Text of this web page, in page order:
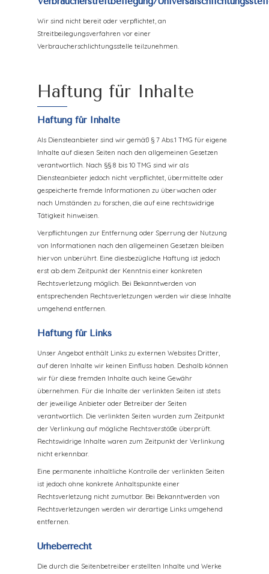
Wir sind nicht bereit oder verpflichtet, an
Streitbeilegungsverfahren vor einer
Verbraucherschlichtungsstelle teilzunehmen.
Haftung für Inhalte
Haftung für Inhalte
Als Diensteanbieter sind wir gemäß § 7 Abs.1 TMG für eigene
Inhalte auf diesen Seiten nach den allgemeinen Gesetzen
verantwortlich. Nach §§ 8 bis 10 TMG sind wir als
Diensteanbieter jedoch nicht verpflichtet, übermittelte oder
gespeicherte fremde Informationen zu überwachen oder
nach Umständen zu forschen, die auf eine rechtswidrige
Tätigkeit hinweisen.
Verpflichtungen zur Entfernung oder Sperrung der Nutzung
von Informationen nach den allgemeinen Gesetzen bleiben
hiervon unberührt. Eine diesbezügliche Haftung ist jedoch
erst ab dem Zeitpunkt der Kenntnis einer konkreten
Rechtsverletzung möglich. Bei Bekanntwerden von
entsprechenden Rechtsverletzungen werden wir diese Inhalte
umgehend entfernen.
Haftung für Links
Unser Angebot enthält Links zu externen Websites Dritter,
auf deren Inhalte wir keinen Einfluss haben. Deshalb können
wir für diese fremden Inhalte auch keine Gewähr
übernehmen. Für die Inhalte der verlinkten Seiten ist stets
der jeweilige Anbieter oder Betreiber der Seiten
verantwortlich. Die verlinkten Seiten wurden zum Zeitpunkt
der Verlinkung auf mögliche Rechtsverstöße überprüft.
Rechtswidrige Inhalte waren zum Zeitpunkt der Verlinkung
nicht erkennbar.
Eine permanente inhaltliche Kontrolle der verlinkten Seiten
ist jedoch ohne konkrete Anhaltspunkte einer
Rechtsverletzung nicht zumutbar. Bei Bekanntwerden von
Rechtsverletzungen werden wir derartige Links umgehend
entfernen.
Urheberrecht
Die durch die Seitenbetreiber erstellten Inhalte und Werke